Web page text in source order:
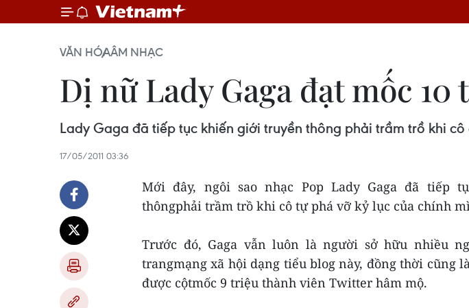
VĂN HÓAÂM NHẠC
Dị nữ Lady Gaga đạt mốc
Lady Gaga đã tiếp tục khiến giới truyền thông phải trầm trồ khi
17/05/2011 03:36
Mới đây, ngôi sao nhạc Pop Lady Gaga đã tiếp
thôngphải trầm trồ khi cô tự phá vỡ kỷ lục của chính
Trước đó, Gaga vẫn luôn là người sở hữu nhiều
trangmạng xã hội dạng tiểu blog này, đồng thời cũng
được cộtmốc 9 triệu thành viên Twitter hâm mộ.